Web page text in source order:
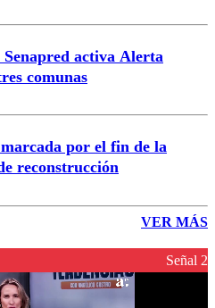
activa Alerta
comunas
por el fin de la
reconstrucción
VER MÁS
Señal 2